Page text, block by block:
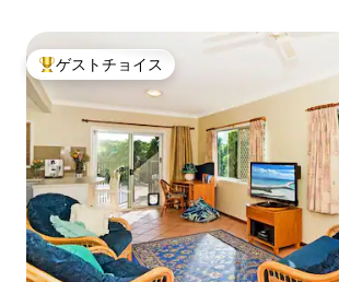
大好評のゲストチョイスです。
ゲストチョイス